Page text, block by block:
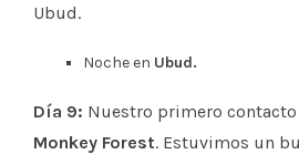
Ubud.
Noche en Ubud.
Día 9: Nuestro primero contacto
Monkey Forest. Estuvimos un